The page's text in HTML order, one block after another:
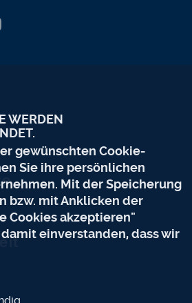
WERDEN
gewünschten Cookie-
Sie ihre persönlichen
Mit der Speicherung
bzw. mit Anklicken der
Cookies akzeptieren"
einverstanden, dass wir